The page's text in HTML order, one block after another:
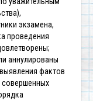
экзамена,
проведения
аннулированы
фактов
совершенных